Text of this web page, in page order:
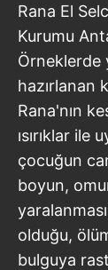
Rana El
Kurumu
Örneklerde
hazırlanan
Rana'nın
ısırıklar ile
çocuğun
boyun,
olduğu,
bulguya